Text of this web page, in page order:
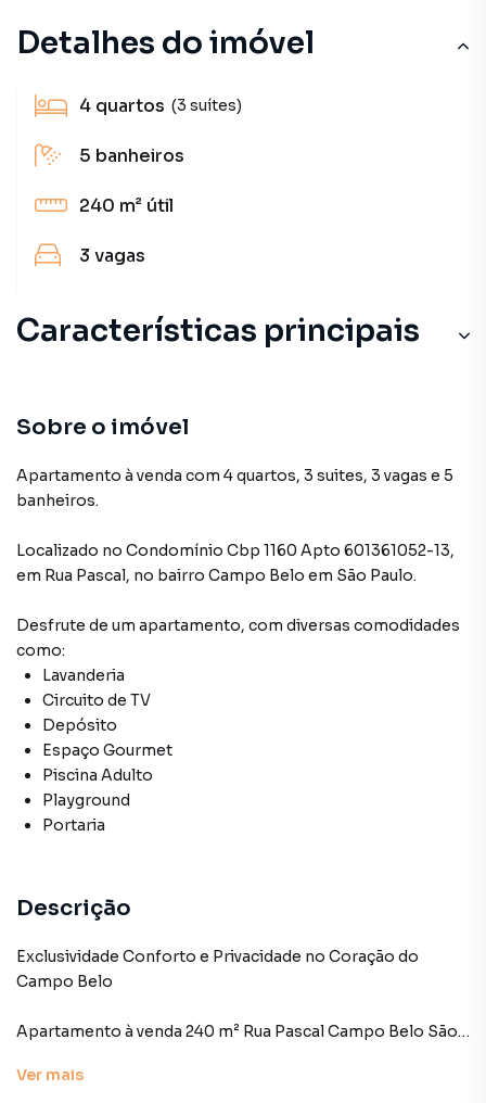
Detalhes do imóvel
4 quartos (3 suítes)
5 banheiros
240 m² útil
3 vagas
Características principais
Sobre o imóvel
Apartamento à venda com 4 quartos, 3 suites, 3 vagas e 5
banheiros.
Localizado no Condomínio Cbp 1160 Apto 601361052-13,
em Rua Pascal, no bairro Campo Belo em São Paulo.
Desfrute de um apartamento, com diversas comodidades
como:
Lavanderia
Circuito de TV
Depósito
Espaço Gourmet
Piscina Adulto
Playground
Portaria
Descrição
Exclusividade Conforto e Privacidade no Coração do
Campo Belo
Apartamento à venda 240 m² Rua Pascal Campo Belo São
Ver mais